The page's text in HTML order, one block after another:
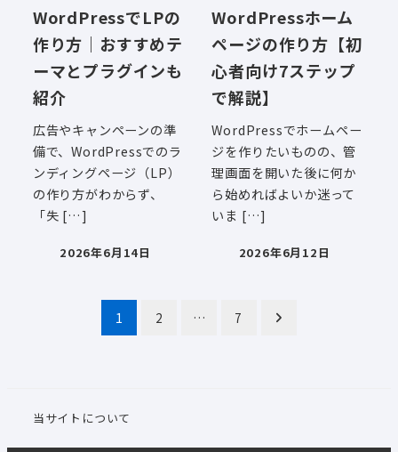
WordPressでLPの
作り方｜おすすめテ
ーマとプラグインも
紹介
広告やキャンペーンの準
備で、WordPressでのラ
ンディングページ（LP）
の作り方がわからず、
「失 […]
投稿日
2026年6月14日
WordPressホーム
ページの作り方【初
心者向け7ステップ
で解説】
WordPressでホームペー
ジを作りたいものの、管
理画面を開いた後に何か
ら始めればよいか迷って
いま […]
投稿日
2026年6月12日
ペ
1 2 … 7
当サイトについて